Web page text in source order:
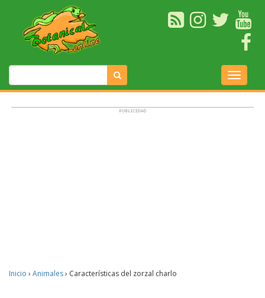
Inicio › Animales› Características del zorzal charlo